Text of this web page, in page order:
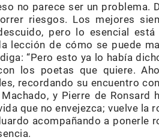
no parece ser un problema.
riesgos. Los mejores
pero lo esencial
lección de cómo se puede
“Pero esto ya lo había
los poetas que quiere.
recordando su encuentro
y Pierre de Ronsard
que no envejezca; vuelve la
acompañando a ponerle